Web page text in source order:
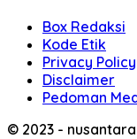
Box Redaksi
Kode Etik
Privacy Policy
Disclaimer
Pedoman
© 2023 -